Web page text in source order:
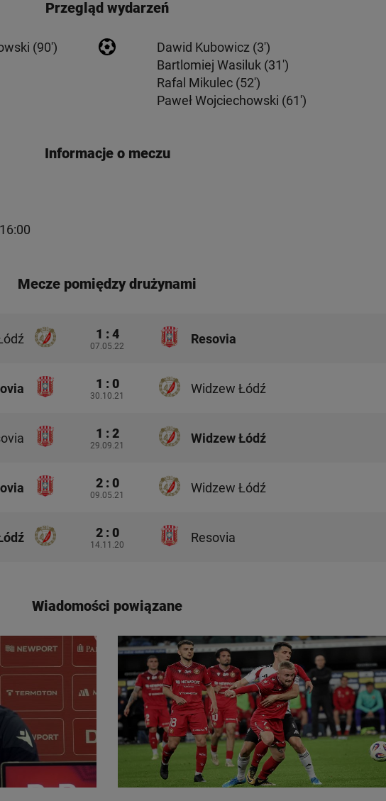
Przegląd wydarzeń
(90')
Dawid Kubowicz (3')
Bartlomiej Wasiluk (31')
Rafal Mikulec (52')
Paweł Wojciechowski (61')
Informacje o meczu
Mecze pomiędzy drużynami
1 : 4
07.05.22 Resovia
1 : 0
30.10.21 Widzew Łódź
1 : 2
29.09.21 Widzew Łódź
2 : 0
09.05.21 Widzew Łódź
2 : 0
14.11.20 Resovia
Wiadomości powiązane